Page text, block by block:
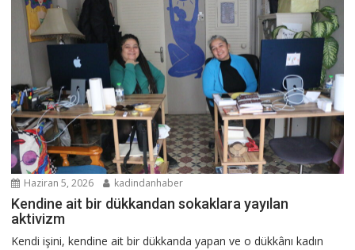
Haziran 5, 2026 kadindanhaber
Kendine ait bir dükkandan sokaklara yayılan
aktivizm
Kendi işini, kendine ait bir dükkanda yapan ve o dükkânı kadın